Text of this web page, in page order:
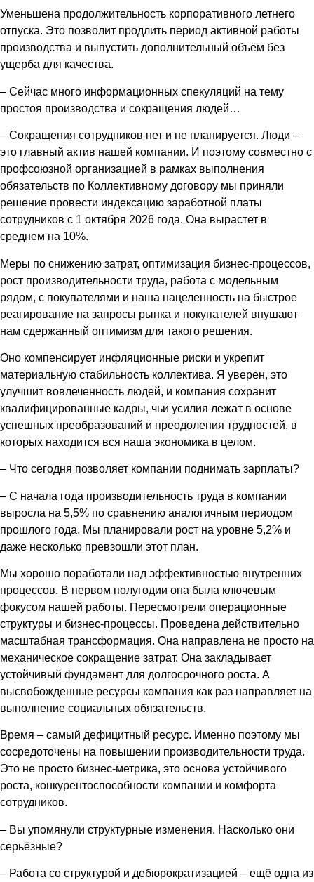
Уменьшена продолжительность корпоративного летнего
отпуска. Это позволит продлить период активной работы
производства и выпустить дополнительный объём без
ущерба для качества.
– Сейчас много информационных спекуляций на тему
простоя производства и сокращения людей…
– Сокращения сотрудников нет и не планируется. Люди –
это главный актив нашей компании. И поэтому совместно с
профсоюзной организацией в рамках выполнения
обязательств по Коллективному договору мы приняли
решение провести индексацию заработной платы
сотрудников с 1 октября 2026 года. Она вырастет в
среднем на 10%.
Меры по снижению затрат, оптимизация бизнес-процессов,
рост производительности труда, работа с модельным
рядом, с покупателями и наша нацеленность на быстрое
реагирование на запросы рынка и покупателей внушают
нам сдержанный оптимизм для такого решения.
Оно компенсирует инфляционные риски и укрепит
материальную стабильность коллектива. Я уверен, это
улучшит вовлеченность людей, и компания сохранит
квалифицированные кадры, чьи усилия лежат в основе
успешных преобразований и преодоления трудностей, в
которых находится вся наша экономика в целом.
– Что сегодня позволяет компании поднимать зарплаты?
– С начала года производительность труда в компании
выросла на 5,5% по сравнению аналогичным периодом
прошлого года. Мы планировали рост на уровне 5,2% и
даже несколько превзошли этот план.
Мы хорошо поработали над эффективностью внутренних
процессов. В первом полугодии она была ключевым
фокусом нашей работы. Пересмотрели операционные
структуры и бизнес-процессы. Проведена действительно
масштабная трансформация. Она направлена не просто на
механическое сокращение затрат. Она закладывает
устойчивый фундамент для долгосрочного роста. А
высвобожденные ресурсы компания как раз направляет на
выполнение социальных обязательств.
Время – самый дефицитный ресурс. Именно поэтому мы
сосредоточены на повышении производительности труда.
Это не просто бизнес-метрика, это основа устойчивого
роста, конкурентоспособности компании и комфорта
сотрудников.
– Вы упомянули структурные изменения. Насколько они
серьёзные?
– Работа со структурой и дебюрократизацией – ещё одна из